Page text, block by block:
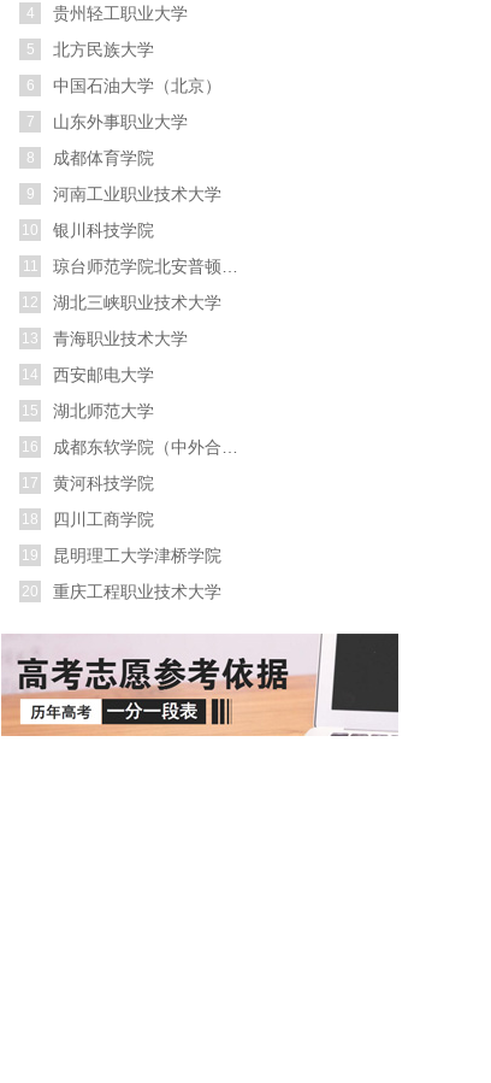
4 贵州轻工职业大学
5 北方民族大学
6 中国石油大学（北京）
7 山东外事职业大学
8 成都体育学院
9 河南工业职业技术大学
10 银川科技学院
11
12 湖北三峡职业技术大学
13 青海职业技术大学
14 西安邮电大学
15 湖北师范大学
16
17 黄河科技学院
18 四川工商学院
19 昆明理工大学津桥学院
20 重庆工程职业技术大学